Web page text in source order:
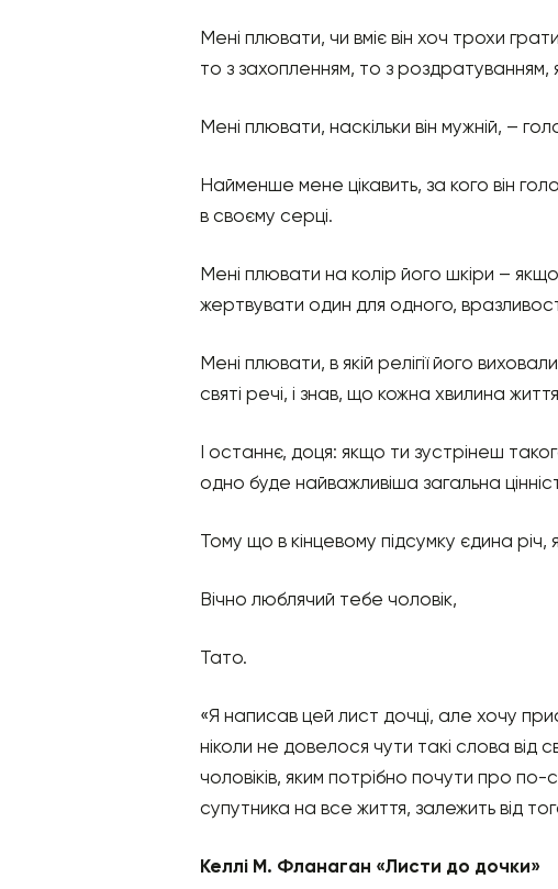
Мені плювати, чи вміє він хоч трохи
то з захопленням, то з роздратуванням,
Мені плювати, наскільки він мужній, –
Найменше мене цікавить, за кого він
в своєму серці.
Мені плювати на колір його шкіри –
жертвувати один для одного,
Мені плювати, в якій релігії його
святі речі, і знав, що кожна хвилина
І останнє, доця: якщо ти зустрінеш
одно буде найважливіша загальна
Тому що в кінцевому підсумку єдина
Вічно люблячий тебе чоловік,
Тато.
«Я написав цей лист дочці, але хочу
ніколи не довелося чути такі слова від
чоловіків, яким потрібно почути про
супутника на все життя, залежить від
Келлі М. Фланаган «Листи до дочки»